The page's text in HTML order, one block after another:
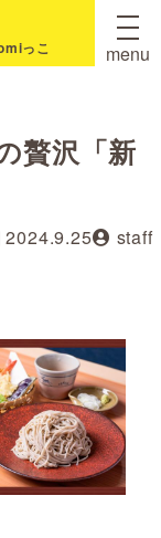
っこ menu
贅沢「新
2024.9.25 staff